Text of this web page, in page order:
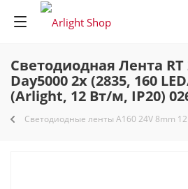
Светодиодная Лента RT
Day5000 2x (2835, 160
(Arlight, 12 Вт/м, IP20)
Светодиодные ленты A160 24V 8mm